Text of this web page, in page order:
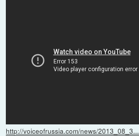
http://voiceofrussia.com/news/2013_08_3...